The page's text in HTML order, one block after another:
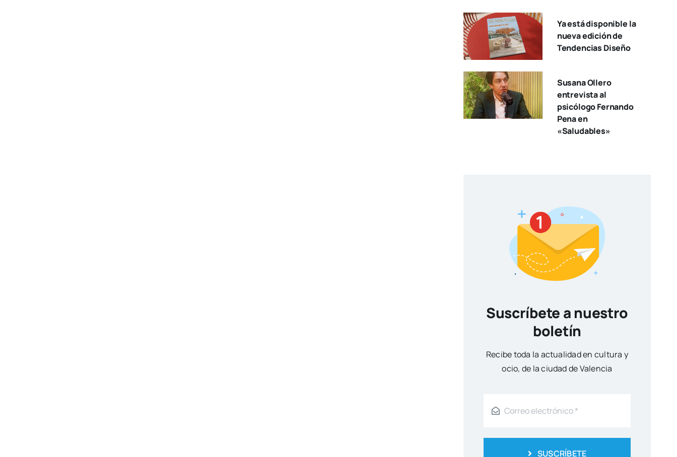
Ya está disponible la
nueva edición de
Tendencias Diseño
Susana Ollero
entrevista al
psicólogo Fernando
Pena en
«Saludables»
Suscríbete a nuestro
boletín
Reci­be toda la actua­li­dad en cul­tu­ra y
ocio, de la ciu­dad de Valen­cia
SUSCRÍBETE